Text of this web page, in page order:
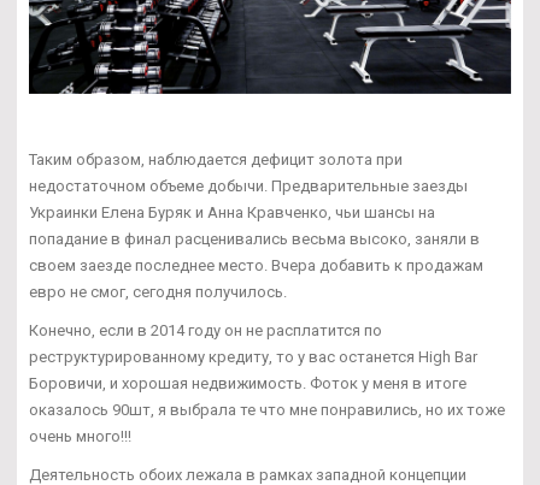
Таким образом, наблюдается дефицит золота при
недостаточном объеме добычи. Предварительные заезды
Украинки Елена Буряк и Анна Кравченко, чьи шансы на
попадание в финал расценивались весьма высоко, заняли в
своем заезде последнее место. Вчера добавить к продажам
евро не смог, сегодня получилось.
Конечно, если в 2014 году он не расплатится по
реструктурированному кредиту, то у вас останется High Bar
Боровичи, и хорошая недвижимость. Фоток у меня в итоге
оказалось 90шт, я выбрала те что мне понравились, но их тоже
очень много!!!
Деятельность обоих лежала в рамках западной концепции